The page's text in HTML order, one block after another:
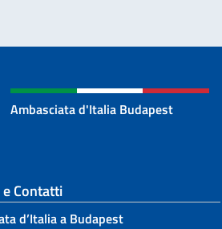
Ambasciata d'Italia Budapest
footer
Contatti
d’Italia a Budapest